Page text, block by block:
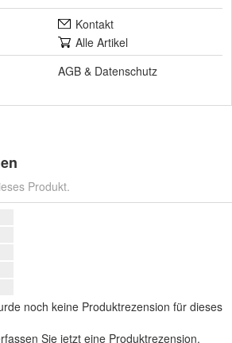
Kontakt
Alle Artikel
AGB & Datenschutz
Produkt.
noch keine Produktrezension für dieses
Sie jetzt eine Produktrezension.